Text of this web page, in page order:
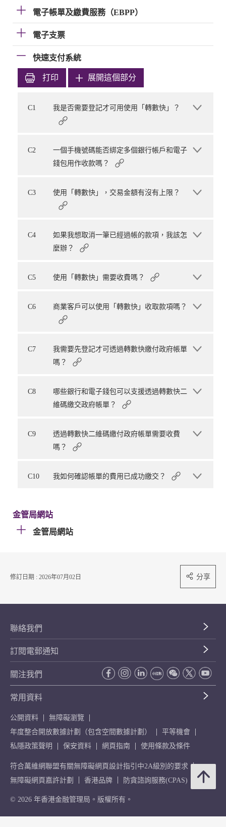
電子帳單及繳費服務（EBPP）
電子支票
快速支付系統
打印 展開這個部分
C1 我是否需要登記才可用使用「轉數快」？
C2
一個手機號碼能否綁定多個銀行帳戶和電子
錢包用作收款嗎？
C3 使用「轉數快」，交易金額有沒有上限？
C4
如果我想取消一筆已經過帳的款項，我該怎
麼辦？
C5 使用「轉數快」需要收費嗎？
C6 商業客戶可以使用「轉數快」收取款項嗎？
C7
我需要先登記才可透過轉數快繳付政府帳單
嗎？
C8
哪些銀行和電子錢包可以支援透過轉數快二
維碼繳交政府帳單？
C9
透過轉數快二維碼繳付政府帳單需要收費
嗎？
C10 我如何確認帳單的費用已成功繳交？
金管局網站
金管局網站
修訂日期 : 2026年07月02日 分享
聯絡我們
訂閱電郵通知
關注我們
常用資料
公開資料
無障礙瀏覽
年度整合開放數據計劃（包含空間數據計劃）
平等機會
私隱政策聲明
保安資料 網頁指南 使用條款及條件
符合萬維網聯盟有關無障礙網頁設計指引中2A級別的要求
無障礙網頁嘉許計劃
香港品牌 防貪諮詢服務(CPAS)
© 2026 年香港金融管理局。版權所有。